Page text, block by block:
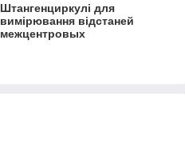
Штангенциркулі для
вимірювання відстаней
межцентровых